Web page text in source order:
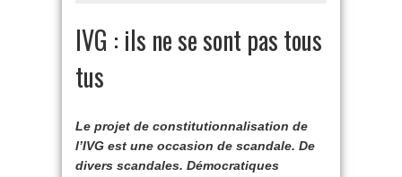
IVG : ils ne se sont pas tous
tus
Le projet de constitutionnalisation de
l’IVG est une occasion de scandale. De
divers scandales. Démocratiques